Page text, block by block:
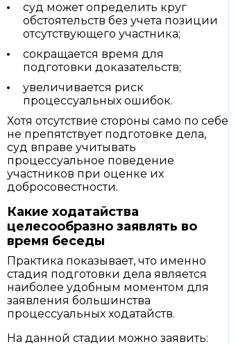
суд может определить круг
обстоятельств без учета позиции
отсутствующего участника;
сокращается время для
подготовки доказательств;
увеличивается риск
процессуальных ошибок.
Хотя отсутствие стороны само по себе
не препятствует подготовке дела,
суд вправе учитывать
процессуальное поведение
участников при оценке их
добросовестности.
Какие ходатайства
целесообразно заявлять во
время беседы
Практика показывает, что именно
стадия подготовки дела является
наиболее удобным моментом для
заявления большинства
процессуальных ходатайств.
На данной стадии можно заявить: